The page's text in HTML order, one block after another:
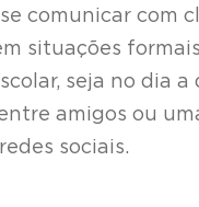
comunicar com
situações
seja no dia a
amigos ou
sociais.